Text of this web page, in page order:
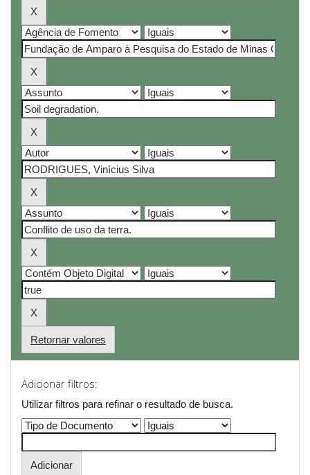
Retornar valores
Adicionar filtros:
Utilizar filtros para refinar o resultado de busca.